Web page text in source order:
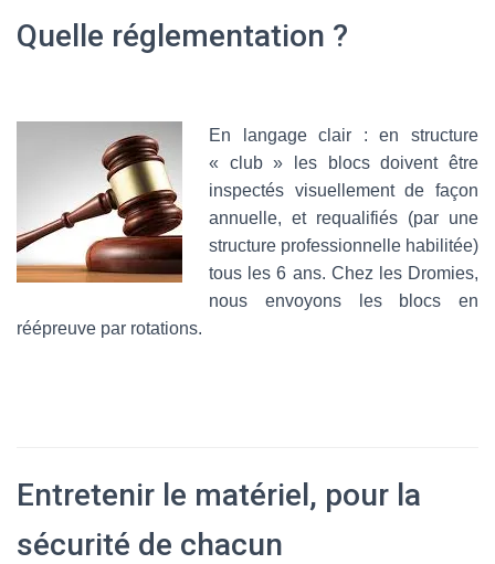
Quelle réglementation ?
En langage clair : en structure
« club » les blocs doivent être
inspectés visuellement de façon
annuelle, et requalifiés (par une
structure professionnelle habilitée)
tous les 6 ans. Chez les Dromies,
nous envoyons les blocs en
réépreuve par rotations.
Entretenir le matériel, pour la
sécurité de chacun